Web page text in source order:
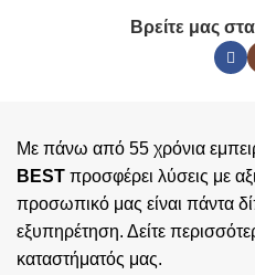
Βρείτε μας
Με πάνω από 55 χρόνια
BEST προσφέρει λύσεις με
προσωπικό μας είναι πάντα
εξυπηρέτηση. Δείτε
καταστήματός μας.